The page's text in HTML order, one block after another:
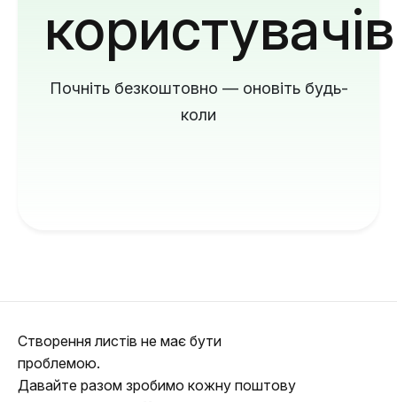
користувачів
Почніть безкоштовно — оновіть будь-
коли
Створення листів не має бути
проблемою.
Давайте разом зробимо кожну поштову